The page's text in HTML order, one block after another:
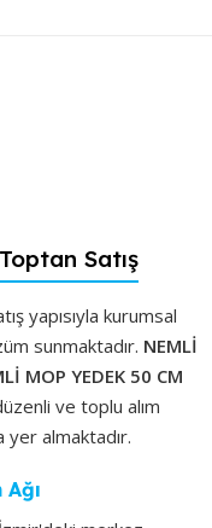
Satış
yapısıyla kurumsal
sunmaktadır. NEMLİ
MOP YEDEK 50 CM
ve toplu alım
yer almaktadır.